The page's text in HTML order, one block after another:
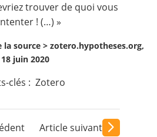
trouver de quoi vous
! (…) »
la source > zotero.hypotheses.org,
18 juin 2020
clés : Zotero
Article suivant